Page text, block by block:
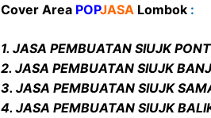
Cover Area POPJASA Lombok :
1. JASA PEMBUATAN SIUJK
2. JASA PEMBUATAN SIUJK
3. JASA PEMBUATAN SIUJK
4. JASA PEMBUATAN SIUJK